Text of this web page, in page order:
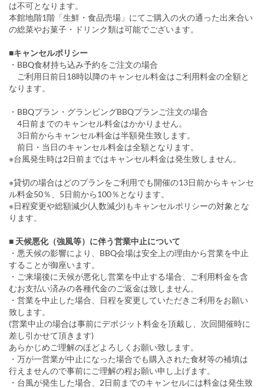
は不可となります。
本館地階1階「生鮮・食品売場」にてご購入の火の通った出来合い
の総菜やお菓子・ドリンク類は可能でございます。
■キャンセルポリシー
・BBQ食材持ち込み予約をご注文の場合
ご利用日前日18時以降のキャンセル料金はご利用料金の全額と
なります。
・BBQプラン・グランピングBBQプランご注文の場合
4日前までのキャンセル料金はかかりません。
3日前からキャンセル料金は半額発生致します。
前日・当日のキャンセル料金は全額となります。
※台風発生時は2日前まではキャンセル料金は発生致しません。
※貸切の場合はどのプランをご利用でも開催の13日前からキャンセ
ル料金50％、5日前から100％となります。
※日程変更や総額減少(人数減少)もキャンセルポリシーの対象とな
ります。
■ 天候悪化（強風等）に伴う営業中止について
・悪天候の影響により、BBQ会場は安全上の理由から営業を中止
することが御座います。
・ご来場後に天候が悪化し営業を中止する場合、ご利用料金を含
むお支払い済みの各種代金のご返金は致しません。
・営業を中止した場合、日程を変更していただきご利用をお願い
致します。
(営業中止の場合は事前にデポジット料金を頂戴し、次回開催時に
差し引かせて頂きます)
あらかじめご理解のほどよろしくお願い致します。
・万が一営業が中止になった場合でも購入された食材等の補填は
行えませんので事前にご理解の程お願い申し上げます。
・台風が発生した場合、2日前までのキャンセルには料金は発生致